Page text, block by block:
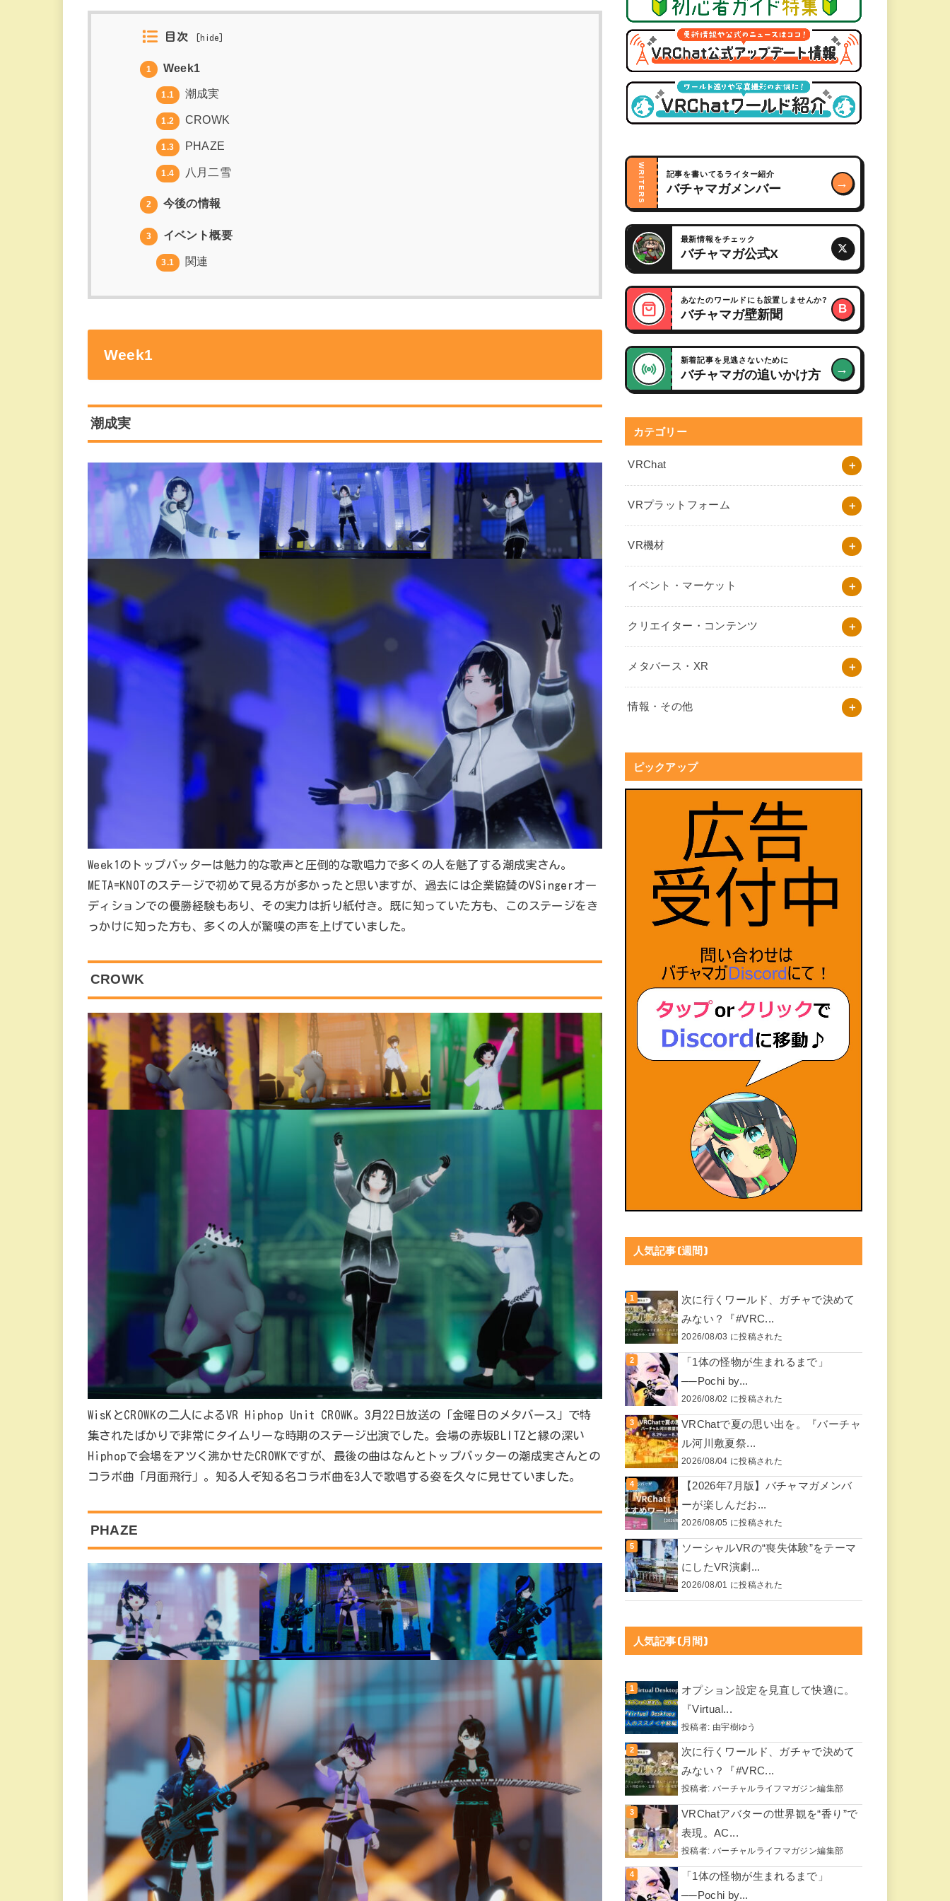
目次 [ hide ]
1 Week1
1.1 潮成実
1.2 CROWK
1.3 PHAZE
1.4 八月二雪
2 今後の情報
3 イベント概要
3.1 関連
Week1
潮成実
Week1のトップバッターは魅力的な歌声と圧倒的な歌唱力で多くの人を魅了する潮成実さん。
META=KNOTのステージで初めて見る方が多かったと思いますが、過去には企業協賛のVSingerオー
ディションでの優勝経験もあり、その実力は折り紙付き。既に知っていた方も、このステージをき
っかけに知った方も、多くの人が驚嘆の声を上げていました。
CROWK
WisKとCROWKの二人によるVR Hiphop Unit CROWK。3月22日放送の「金曜日のメタバース」で特
集されたばかりで非常にタイムリーな時期のステージ出演でした。会場の赤坂BLITZと縁の深い
Hiphopで会場をアツく沸かせたCROWKですが、最後の曲はなんとトップバッターの潮成実さんとの
コラボ曲「月面飛行」。知る人ぞ知る名コラボ曲を3人で歌唱する姿を久々に見せていました。
PHAZE
WRITERS 記事を書いてるライター紹介
バチャマガメンバー →
最新情報をチェック
バチャマガ公式X
あなたのワールドにも設置しませんか?
バチャマガ壁新聞 B
新着記事を見逃さないために
バチャマガの追いかけ方 →
カテゴリー
VRChat
VRプラットフォーム
VR機材
イベント・マーケット
クリエイター・コンテンツ
メタバース・XR
情報・その他
ピックアップ
人気記事(週間)
次に行くワールド、ガチャで決めて
みない？『#VRC...
2026/08/03 に投稿された
「1体の怪物が生まれるまで」
──Pochi by...
2026/08/02 に投稿された
VRChatで夏の思い出を。『バーチャ
ル河川敷夏祭...
2026/08/04 に投稿された
【2026年7月版】バチャマガメンバ
ーが楽しんだお...
2026/08/05 に投稿された
ソーシャルVRの“喪失体験”をテーマ
にしたVR演劇...
2026/08/01 に投稿された
人気記事(月間)
オプション設定を見直して快適に。
『Virtual...
投稿者: 由宇樹ゆう
次に行くワールド、ガチャで決めて
みない？『#VRC...
投稿者: バーチャルライフマガジン編集部
VRChatアバターの世界観を“香り”で
表現。AC...
投稿者: バーチャルライフマガジン編集部
「1体の怪物が生まれるまで」
──Pochi by...